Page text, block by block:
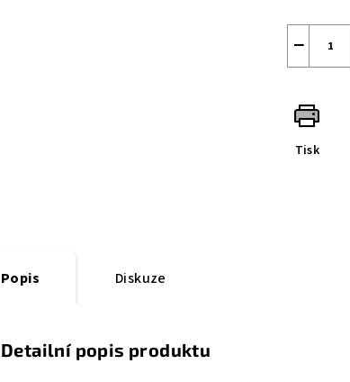
−
Tisk
Popis Diskuze
Detailní popis produktu